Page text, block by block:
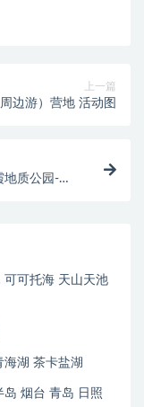
上一篇
边游）营地 活动图
质公园-黑
可可托海 天山天池
湖 茶卡盐湖
岛 烟台 青岛 日照